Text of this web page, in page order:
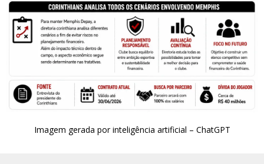
Imagem gerada por inteligência artificial – ChatGPT